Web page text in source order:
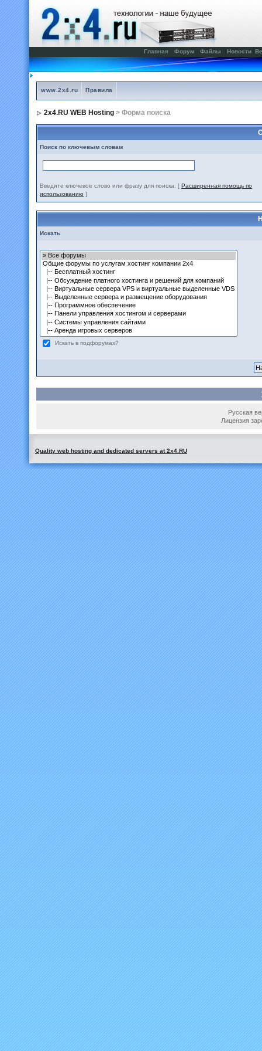
Главная Форум Файлы Новости
www.2x4.ru Правила
2x4.RU WEB Hosting > Форма поиска
Поиск по ключевым словам
Введите ключевое слово или фразу для поиска. [ Расширенная помощь по
использованию ]
Искать
Искать в подфорумах?
Русская
Лицензия
Quality web hosting and dedicated servers at 2x4.RU